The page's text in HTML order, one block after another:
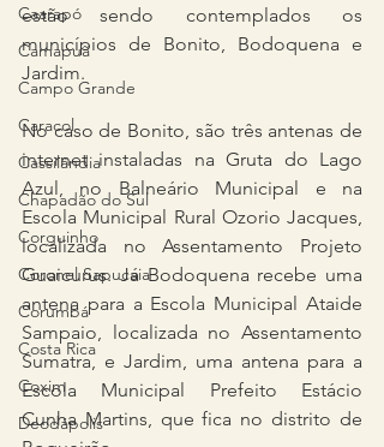
Caarapó
Camapuã
Campo Grande
Caracol
Cassilândia
Chapadão do Sul
Corguinho
Coronel Sapucaia
Corumbá
Costa Rica
Coxim
Deodápolis
estão sendo contemplados os
municípios de Bonito, Bodoquena e
Jardim.
No caso de Bonito, são três antenas de
internet instaladas na Gruta do Lago
Azul, no Balneário Municipal e na
Escola Municipal Rural Ozorio Jacques,
localizada no Assentamento Projeto
Guaicurus. Já Bodoquena recebe uma
antena para a Escola Municipal Ataide
Sampaio, localizada no Assentamento
Sumatra, e Jardim, uma antena para a
Escola Municipal Prefeito Estácio
Cunha Martins, que fica no distrito de